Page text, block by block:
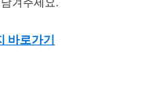
바로가기